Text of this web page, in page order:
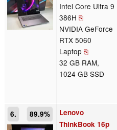
Intel Core Ultra 9
386H ⎘
NVIDIA GeForce
RTX 5060
Laptop ⎘
32 GB RAM,
1024 GB SSD
6. 89.9%
Lenovo
ThinkBook 16p